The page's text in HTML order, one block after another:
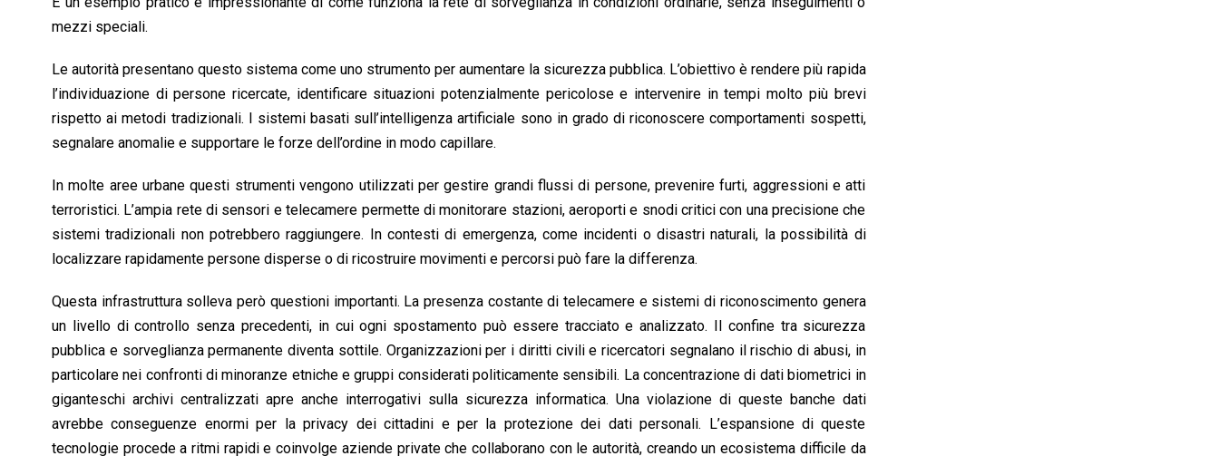
mezzi speciali.
Le autorità presentano questo sistema come uno strumento per aumentare la sicurezza pubblica. L’obiettivo è rendere più rapida
l’individuazione di persone ricercate, identificare situazioni potenzialmente pericolose e intervenire in tempi molto più brevi
rispetto ai metodi tradizionali. I sistemi basati sull’intelligenza artificiale sono in grado di riconoscere comportamenti sospetti,
segnalare anomalie e supportare le forze dell’ordine in modo capillare.
In molte aree urbane questi strumenti vengono utilizzati per gestire grandi flussi di persone, prevenire furti, aggressioni e atti
terroristici. L’ampia rete di sensori e telecamere permette di monitorare stazioni, aeroporti e snodi critici con una precisione che
sistemi tradizionali non potrebbero raggiungere. In contesti di emergenza, come incidenti o disastri naturali, la possibilità di
localizzare rapidamente persone disperse o di ricostruire movimenti e percorsi può fare la differenza.
Questa infrastruttura solleva però questioni importanti. La presenza costante di telecamere e sistemi di riconoscimento genera
un livello di controllo senza precedenti, in cui ogni spostamento può essere tracciato e analizzato. Il confine tra sicurezza
pubblica e sorveglianza permanente diventa sottile. Organizzazioni per i diritti civili e ricercatori segnalano il rischio di abusi, in
particolare nei confronti di minoranze etniche e gruppi considerati politicamente sensibili. La concentrazione di dati biometrici in
giganteschi archivi centralizzati apre anche interrogativi sulla sicurezza informatica. Una violazione di queste banche dati
avrebbe conseguenze enormi per la privacy dei cittadini e per la protezione dei dati personali. L’espansione di queste
tecnologie procede a ritmi rapidi e coinvolge aziende private che collaborano con le autorità, creando un ecosistema difficile da